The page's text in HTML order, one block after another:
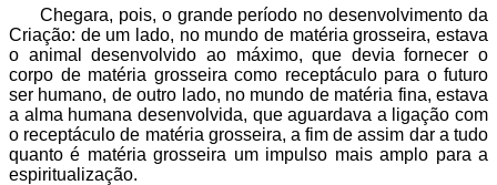
Chegara, pois, o grande período no desenvolvimento da
Criação: de um lado, no mundo de matéria grosseira, estava
o animal desenvolvido ao máximo, que devia fornecer o
corpo de matéria grosseira como receptáculo para o futuro
ser humano, de outro lado, no mundo de matéria fina, estava
a alma humana desenvolvida, que aguardava a ligação com
o receptáculo de matéria grosseira, a fim de assim dar a tudo
quanto é matéria grosseira um impulso mais amplo para a
espiritualização.